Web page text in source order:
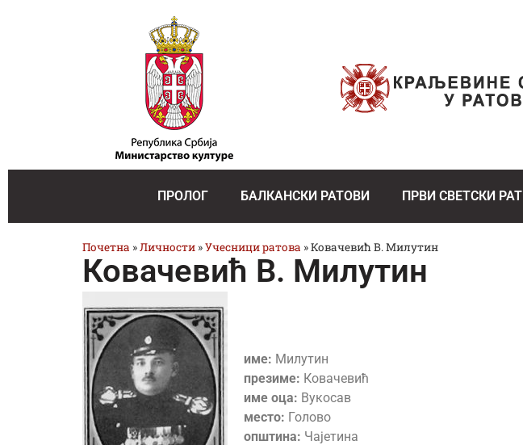
ПРОЛОГ БАЛКАНСКИ РАТОВИ ПРВИ СВЕТСКИ РАТ
Почетна »Личности »Учесници ратова »Ковачевић В. Милутин
Ковачевић В. Милутин
име: Милутин
презиме: Ковачевић
име оца: Вукосав
место: Голово
општина: Чајетина